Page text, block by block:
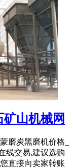
山机械网
磨炭黑磨机价格_
线交易,建议选购
直接向卖家转账